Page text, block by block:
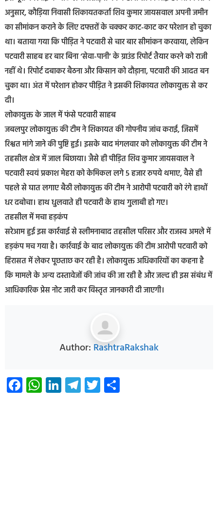
अनुसार, कौड़िया निवासी शिकायतकर्ता शिव कुमार जायसवाल अपनी जमीन
का सीमांकन कराने के लिए दफ्तरों के चक्कर काट-काट कर परेशान हो चुका
था। बताया गया कि पीड़ित ने पटवारी से चार बार सीमांकन करवाया, लेकिन
पटवारी साहब हर बार बिना ‘सेवा-पानी’ के ग्राउंड रिपोर्ट तैयार करने को राजी
नहीं थे। रिपोर्ट दबाकर बैठना और किसान को दौड़ाना, पटवारी की आदत बन
चुका था। अंत में परेशान होकर पीड़ित ने इसकी शिकायत लोकायुक्त से कर
दी।
लोकायुक्त के जाल में फंसे पटवारी साहब
जबलपुर लोकायुक्त की टीम ने शिकायत की गोपनीय जांच कराई, जिसमें
रिश्वत मांगे जाने की पुष्टि हुई। इसके बाद मंगलवार को लोकायुक्त की टीम ने
तहसील क्षेत्र में जाल बिछाया। जैसे ही पीड़ित शिव कुमार जायसवाल ने
पटवारी स्वयं प्रकाश मेहरा को केमिकल लगे 5 हजार रुपये थमाए, वैसे ही
पहले से घात लगाए बैठी लोकायुक्त की टीम ने आरोपी पटवारी को रंगे हाथों
धर दबोचा। हाथ धुलवाते ही पटवारी के हाथ गुलाबी हो गए।
तहसील में मचा हड़कंप
सरेआम हुई इस कार्रवाई से स्लीमनाबाद तहसील परिसर और राजस्व अमले में
हड़कंप मच गया है। कार्रवाई के बाद लोकायुक्त की टीम आरोपी पटवारी को
हिरासत में लेकर पूछताछ कर रही है। लोकायुक्त अधिकारियों का कहना है
कि मामले के अन्य दस्तावेजों की जांच की जा रही है और जल्द ही इस संबंध में
आधिकारिक प्रेस नोट जारी कर विस्तृत जानकारी दी जाएगी।
Author: RashtraRakshak
Facebook
WhatsApp
LinkedIn
Telegram
Twitter